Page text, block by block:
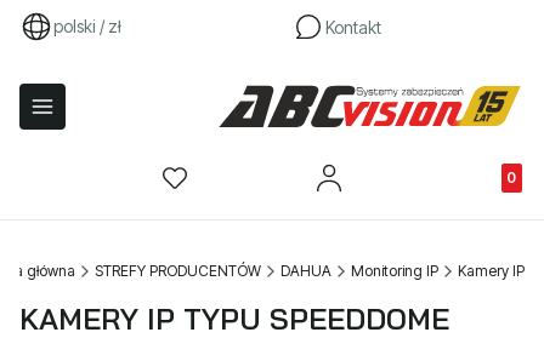
polski / zł Kontakt
główna STREFY PRODUCENTÓW DAHUA Monitoring IP Kamery IP
KAMERY IP TYPU SPEEDDOME